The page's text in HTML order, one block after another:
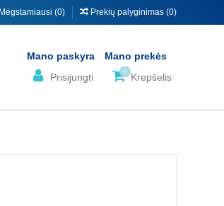
Mėgstamiausi (0) Prekių palyginimas (0)
Mano paskyra
Prisijungti
Mano prekės
0Krepšelis